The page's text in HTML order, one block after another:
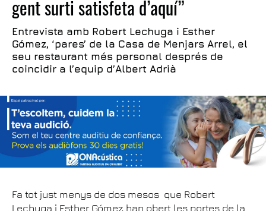
gent surti satisfeta d’aquí”
Entrevista amb Robert Lechuga i Esther
Gómez, ‘pares’ de la Casa de Menjars Arrel, el
seu restaurant més personal després de
coincidir a l’equip d’Albert Adrià
Fa tot just menys de dos mesos que Robert
Lechuga i Esther Gómez han obert les portes de la